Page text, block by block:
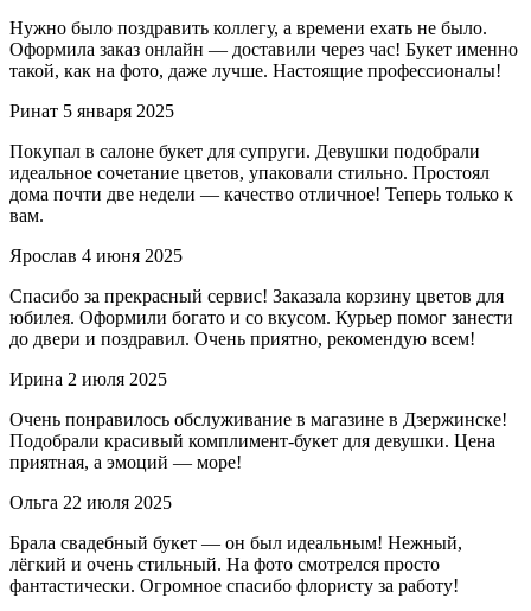
Нужно было поздравить коллегу, а времени ехать не было.
Оформила заказ онлайн — доставили через час! Букет именно
такой, как на фото, даже лучше. Настоящие профессионалы!
Ринат 5 января 2025
Покупал в салоне букет для супруги. Девушки подобрали
идеальное сочетание цветов, упаковали стильно. Простоял
дома почти две недели — качество отличное! Теперь только к
вам.
Ярослав 4 июня 2025
Спасибо за прекрасный сервис! Заказала корзину цветов для
юбилея. Оформили богато и со вкусом. Курьер помог занести
до двери и поздравил. Очень приятно, рекомендую всем!
Ирина 2 июля 2025
Очень понравилось обслуживание в магазине в Дзержинске!
Подобрали красивый комплимент-букет для девушки. Цена
приятная, а эмоций — море!
Ольга 22 июля 2025
Брала свадебный букет — он был идеальным! Нежный,
лёгкий и очень стильный. На фото смотрелся просто
фантастически. Огромное спасибо флористу за работу!